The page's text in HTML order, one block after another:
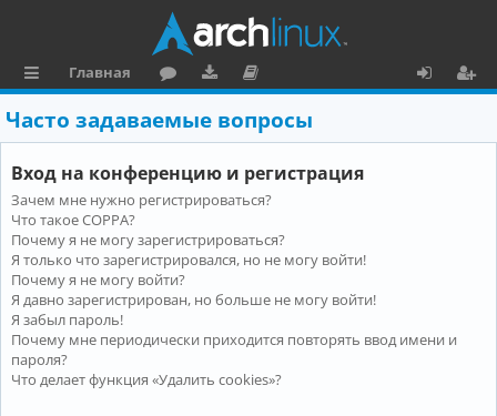
ы
л
к
и
Главная
ру
м
ру
зк
и
ку
м
е
н
та
ц
и
я
о
и
Часто задаваемые вопросы
Вход на конференцию и регистрация
Зачем мне нужно регистрироваться?
Что такое COPPA?
Почему я не могу зарегистрироваться?
Я только что зарегистрировался, но не могу войти!
Почему я не могу войти?
Я давно зарегистрирован, но больше не могу войти!
Я забыл пароль!
Почему мне периодически приходится повторять ввод имени и
пароля?
Что делает функция «Удалить cookies»?